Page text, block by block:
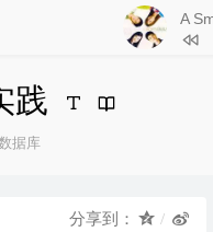
1
Ticket
Old
6 我可
践
据库
分享到：